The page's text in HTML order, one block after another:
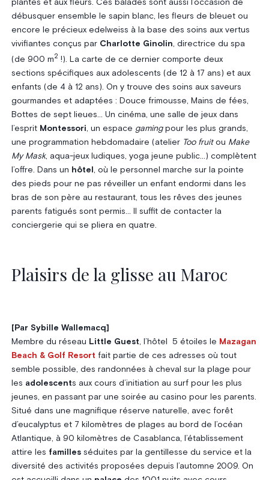
plantes et aux fleurs. Ces balades sont aussi l’occasion de
débusquer ensemble le sapin blanc, les fleurs de bleuet ou
encore le précieux edelweiss à la base des soins aux vertus
vivifiantes conçus par Charlotte Ginolin, directrice du spa
(de 900 m2 !). La carte de ce dernier comporte deux
sections spécifiques aux adolescents (de 12 à 17 ans) et aux
enfants (de 4 à 12 ans). On y trouve des soins aux saveurs
gourmandes et adaptées : Douce frimousse, Mains de fées,
Bottes de sept lieues… Un cinéma, une salle de jeux dans
l’esprit Montessori , un espace gamingpour les plus grands,
une programmation hebdomadaire (atelier Too fruitou Make
My Mask, aqua-jeux ludiques, yoga jeune public…) complètent
l’offre. Dans un hôtel
, où le personnel marche sur la pointe
des pieds pour ne pas réveiller un enfant endormi dans les
bras de son père au restaurant, tous les rêves des jeunes
parents fatigués sont permis… Il suffit de contacter la
conciergerie qui se pliera en quatre.
Plaisirs de la glisse au Maroc
[ Par Sybille Wallemacq]
Membre du réseau Little Guest, l’hôtel 5 étoiles le Mazagan
Beach & Golf Resort fait partie de ces adresses où tout
semble possible, des randonnées à cheval sur la plage pour
les adolescents aux cours d’initiation au surf pour les plus
jeunes, en passant par une soirée au casino pour les parents.
Situé dans une magnifique réserve naturelle, avec forêt
d’eucalyptus et 7 kilomètres de plages au bord de l’océan
Atlantique, à 90 kilomètres de Casablanca, l’établissement
attire les famillesséduites par la gentillesse du service et la
diversité des activités proposées depuis l’automne 2009. On